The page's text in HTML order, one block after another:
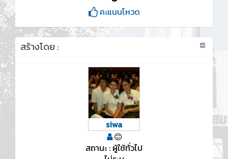
คะแนนโหวด
สร้างโดย :
siwa
สถานะ : ผู้ใช้ทั่วไป